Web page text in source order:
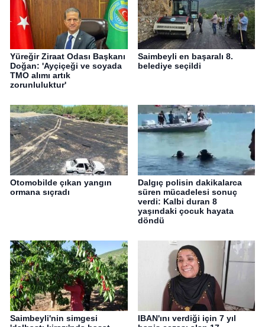
Yüreğir Ziraat Odası Başkanı
Doğan: 'Ayçiçeği ve soyada
TMO alımı artık
zorunluluktur'
Saimbeyli en başaralı 8.
belediye seçildi
Otomobilde çıkan yangın
ormana sıçradı
Dalgıç polisin dakikalarca
süren mücadelesi sonuç
verdi: Kalbi duran 8
yaşındaki çocuk hayata
döndü
Saimbeyli'nin simgesi
IBAN'ını verdiği için 7 yıl